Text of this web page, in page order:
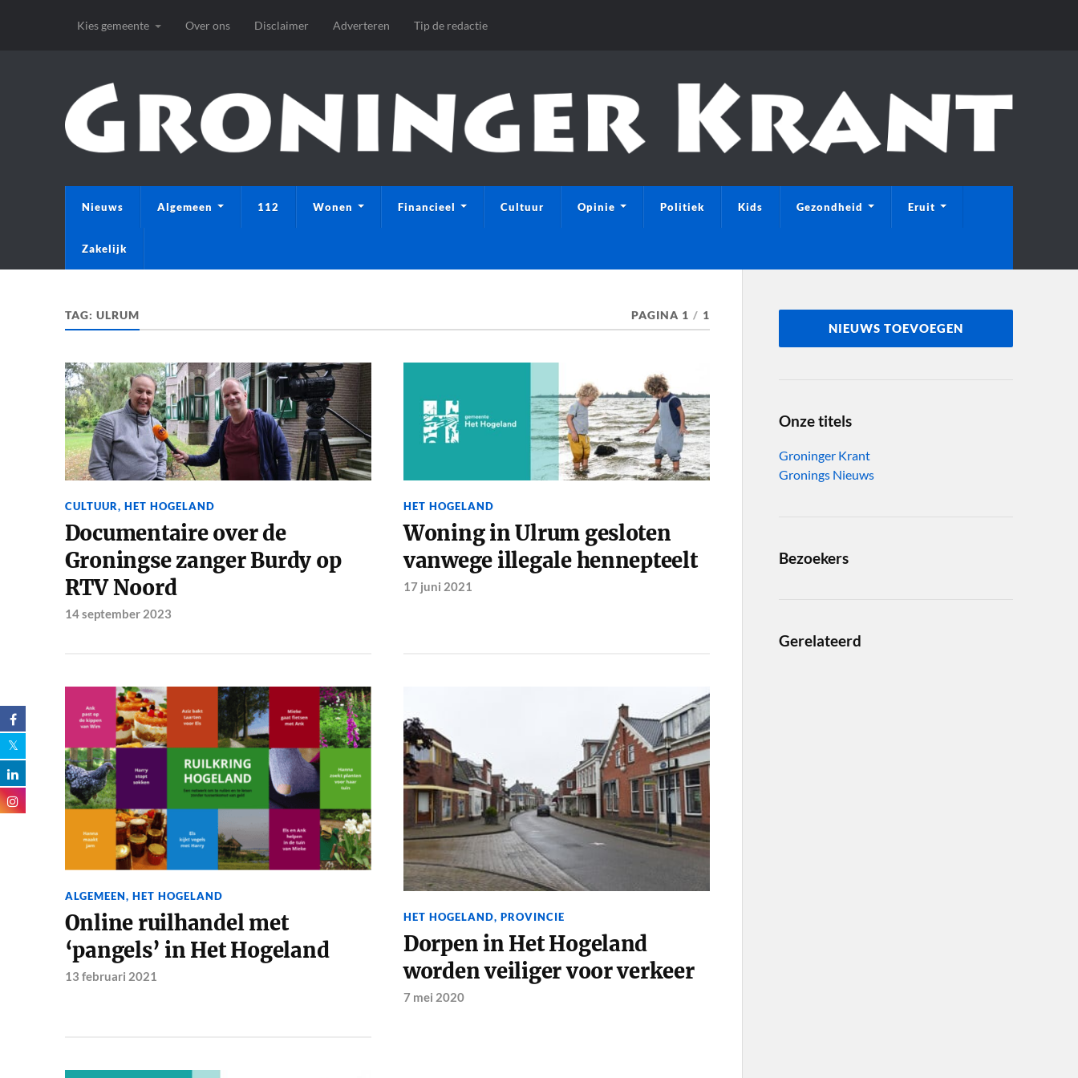
Kies gemeente Over ons Disclaimer Adverteren Tip de redactie
Nieuws Algemeen 112 Wonen Financieel Cultuur Opinie Politiek Kids Gezondheid Eruit
Zakelijk
TAG: ULRUM PAGINA 1 / 1
CULTUUR, HET HOGELAND
Documentaire over de
Groningse zanger Burdy op
RTV Noord
14 september 2023
HET HOGELAND
Woning in Ulrum gesloten
vanwege illegale hennepteelt
17 juni 2021
ALGEMEEN, HET HOGELAND
Online ruilhandel met
‘pangels’ in Het Hogeland
13 februari 2021
HET HOGELAND, PROVINCIE
Dorpen in Het Hogeland
worden veiliger voor verkeer
7 mei 2020
NIEUWS TOEVOEGEN
Onze titels
Groninger Krant
Gronings Nieuws
Bezoekers
Gerelateerd